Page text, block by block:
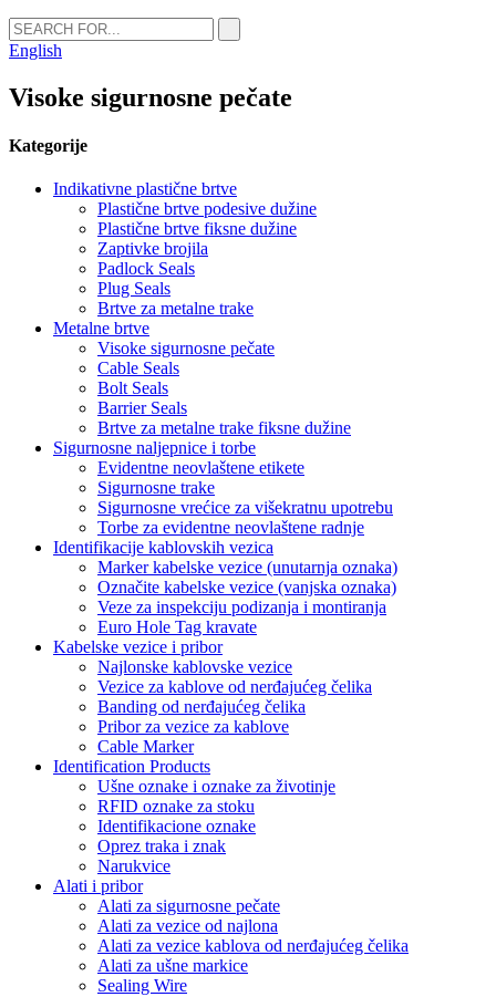
English
Visoke sigurnosne pečate
Kategorije
Indikativne plastične brtve
Plastične brtve podesive dužine
Plastične brtve fiksne dužine
Zaptivke brojila
Padlock Seals
Plug Seals
Brtve za metalne trake
Metalne brtve
Visoke sigurnosne pečate
Cable Seals
Bolt Seals
Barrier Seals
Brtve za metalne trake fiksne dužine
Sigurnosne naljepnice i torbe
Evidentne neovlaštene etikete
Sigurnosne trake
Sigurnosne vrećice za višekratnu upotrebu
Torbe za evidentne neovlaštene radnje
Identifikacije kablovskih vezica
Marker kabelske vezice (unutarnja oznaka)
Označite kabelske vezice (vanjska oznaka)
Veze za inspekciju podizanja i montiranja
Euro Hole Tag kravate
Kabelske vezice i pribor
Najlonske kablovske vezice
Vezice za kablove od nerđajućeg čelika
Banding od nerđajućeg čelika
Pribor za vezice za kablove
Cable Marker
Identification Products
Ušne oznake i oznake za životinje
RFID oznake za stoku
Identifikacione oznake
Oprez traka i znak
Narukvice
Alati i pribor
Alati za sigurnosne pečate
Alati za vezice od najlona
Alati za vezice kablova od nerđajućeg čelika
Alati za ušne markice
Sealing Wire